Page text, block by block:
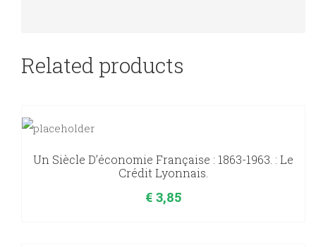
Related products
Un Siècle D’économie Française : 1863-1963. : Le
Crédit Lyonnais.
€ 3,85